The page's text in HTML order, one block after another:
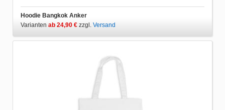
Hoodie Bangkok Anker
Varianten ab 24,90 € zzgl. Versand